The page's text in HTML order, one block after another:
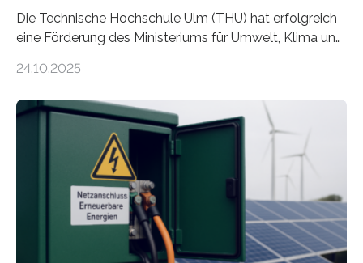
Die Technische Hochschule Ulm (THU) hat erfolgreich
eine Förderung des Ministeriums für Umwelt, Klima und
Forschungsprojekt „LAGER – Langzeitspeicherung in
Quartieren“ eingeworben. Ziel des Projekts ist die
Entwicklung, Erprobung und Demonstration von
Konzepten zur langfristigen Energiespeicherung in
sektorübergreifend vernetzten Energiesystemen. Das
Projekt startete am 15. Oktober 2025, hat eine Laufzeit
von drei Jahren und ein Gesamtvolumen von rund 2,9
Millionen Euro, wovon 2,6 Millionen Euro durch das
Ministerium für Umwelt, Klima und…
24.10.2025